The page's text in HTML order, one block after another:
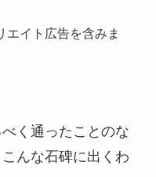
イト広告を含みま
く通ったことのな
んな石碑に出くわ